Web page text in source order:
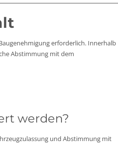
erforderlich. Innerhalb
Abstimmung mit dem
werden?
und Abstimmung mit